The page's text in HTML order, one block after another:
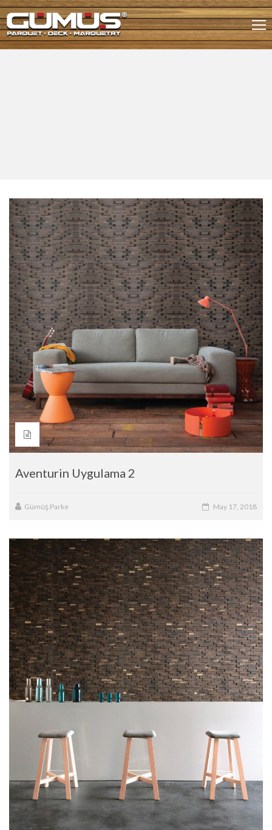
Aventurin Uygulama 2
Gümüş Parke May 17, 2018